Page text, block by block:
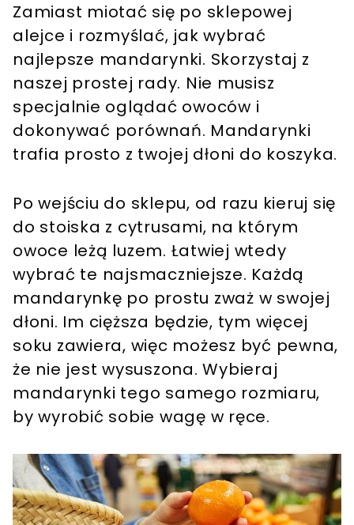
Zamiast miotać się po sklepowej
alejce i rozmyślać, jak wybrać
najlepsze mandarynki. Skorzystaj z
naszej prostej rady. Nie musisz
specjalnie oglądać owoców i
dokonywać porównań. Mandarynki
trafia prosto z twojej dłoni do koszyka.
Po wejściu do sklepu, od razu kieruj się
do stoiska z cytrusami, na którym
owoce leżą luzem. Łatwiej wtedy
wybrać te najsmaczniejsze. Każdą
mandarynkę po prostu zważ w swojej
dłoni. Im cięższa będzie, tym więcej
soku zawiera, więc możesz być pewna,
że nie jest wysuszona. Wybieraj
mandarynki tego samego rozmiaru,
by wyrobić sobie wagę w ręce.